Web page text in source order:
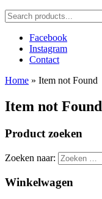
Facebook
Instagram
Contact
Home » Item not Found
Item not Found
Product zoeken
Zoeken naar:
Winkelwagen